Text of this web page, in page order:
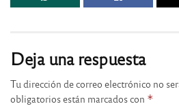
Deja una respuesta
Tu dirección de correo electrónico no
obligatorios están marcados con *